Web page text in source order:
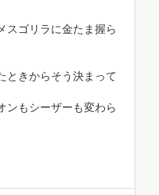
スゴリラに金たま握ら
ときからそう決まって
ンもシーザーも変わら